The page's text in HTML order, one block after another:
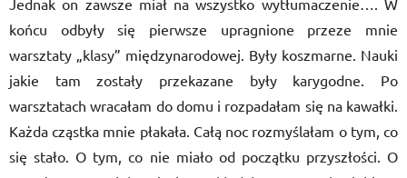
Jednak on zawsze miał na wszystko wytłumaczenie…. W
końcu odbyły się pierwsze upragnione przeze mnie
warsztaty „klasy” międzynarodowej. Były koszmarne. Nauki
jakie tam zostały przekazane były karygodne. Po
warsztatach wracałam do domu i rozpadałam się na kawałki.
Każda cząstka mnie płakała. Całą noc rozmyślałam o tym, co
się stało. O tym, co nie miało od początku przyszłości. O